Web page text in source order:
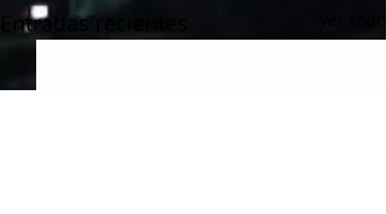
Entradas recientes